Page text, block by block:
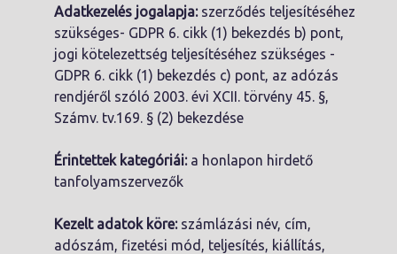
Adatkezelés jogalapja: szerződés teljesítéséhez
szükséges- GDPR 6. cikk (1) bekezdés b) pont,
jogi kötelezettség teljesítéséhez szükséges -
GDPR 6. cikk (1) bekezdés c) pont, az adózás
rendjéről szóló 2003. évi XCII. törvény 45. §,
Számv. tv.169. § (2) bekezdése
Érintettek kategóriái: a honlapon hirdető
tanfolyamszervezők
Kezelt adatok köre: számlázási név, cím,
adószám, fizetési mód, teljesítés, kiállítás,